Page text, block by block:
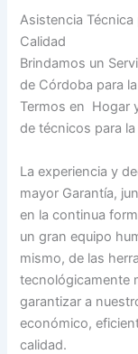
Asistencia
Calidad
Brindamos un
de Córdoba para
Termos en Hogar
de técnicos para
La experiencia y
mayor Garantía,
en la continua
un gran equipo
mismo, de las
tecnológicamente
garantizar a
económico,
calidad.